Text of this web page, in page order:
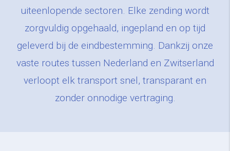
uiteenlopende sectoren. Elke zending wordt
zorgvuldig opgehaald, ingepland en op tijd
geleverd bij de eindbestemming. Dankzij onze
vaste routes tussen Nederland en Zwitserland
verloopt elk transport snel, transparant en
zonder onnodige vertraging.